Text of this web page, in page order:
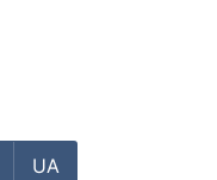
UA